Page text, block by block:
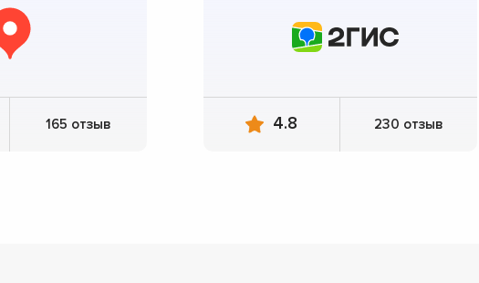
165 отзыв 4.8 230 отзыв